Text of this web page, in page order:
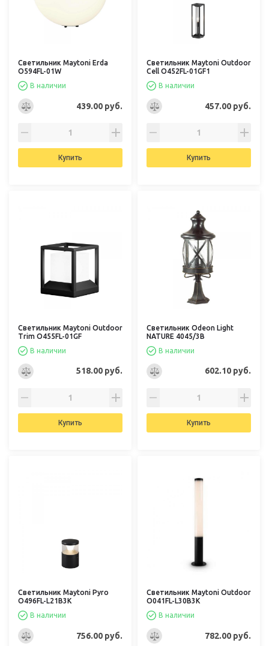
Светильник Maytoni Erda
O594FL-01W
В наличии
439.00 руб.
Купить
Светильник Maytoni Outdoor
Cell O452FL-01GF1
В наличии
457.00 руб.
Купить
Светильник Maytoni Outdoor
Trim O455FL-01GF
В наличии
518.00 руб.
Купить
Светильник Odeon Light
NATURE 4045/3B
В наличии
602.10 руб.
Купить
Светильник Maytoni Pyro
O496FL-L21B3K
В наличии
756.00 руб.
Светильник Maytoni Outdoor
O041FL-L30B3K
В наличии
782.00 руб.